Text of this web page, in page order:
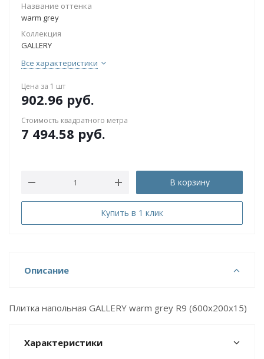
Название оттенка
warm grey
Коллекция
GALLERY
Все характеристики
Цена за 1 шт
902.96 руб.
Стоимость квадратного метра
7 494.58 руб.
В корзину
Купить в 1 клик
Описание
Плитка напольная GALLERY warm grey R9 (600x200x15)
Характеристики